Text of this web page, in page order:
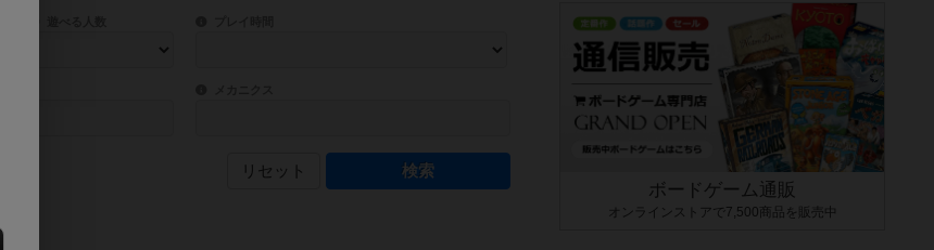
ができます。
ます。 目安となる所要時間を指定することができます。マニュアルを読む時間や参加者へのルール説明時間は含まれていないため、初めて
チーフ・ストーリーを指定することができます。直感的にゲームシステムを理解できるよう、中世ファンタジー・クッキング・海賊同士の対決など、ゲームコンセプトを絞
ゲーム性を構成するコアシステムです。主にボードゲームに慣れている方向けの絞込機能です。例えば「ダイスロール」はランダ
リセット
ボードゲーム通販
オンラインストアで7,500商品を販売中